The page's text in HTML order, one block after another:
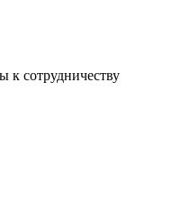
сотрудничеству